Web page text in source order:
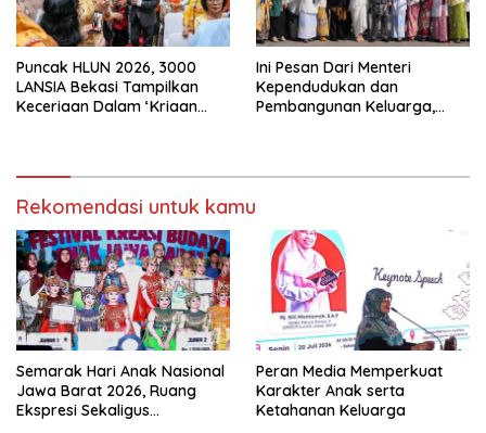
Puncak HLUN 2026, 3000
LANSIA Bekasi Tampilkan
Keceriaan Dalam ‘Kriaan
Ini Pesan Dari Menteri
Kependudukan dan
Pembangunan Keluarga,
Rekomendasi untuk kamu
Semarak Hari Anak Nasional
Jawa Barat 2026, Ruang
Ekspresi Sekaligus
Peran Media Memperkuat
Karakter Anak serta
Ketahanan Keluarga